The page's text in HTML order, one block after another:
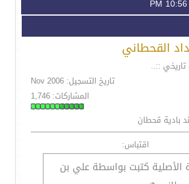
القحطاني
::..
تاريخ التسجيل: Nov 2006
المشاركات: 1,746
بادية قحطان
اقتباس:
الأصلية كتبت بواسطة علي بن